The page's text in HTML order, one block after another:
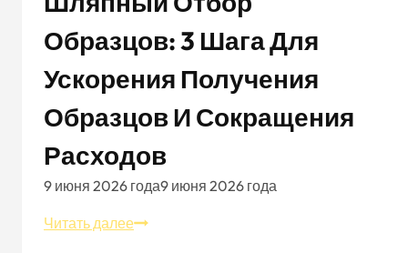
Образцов: 3 Шага Для
Ускорения Получения
Образцов И Сокращения
Расходов
9 июня 2026 года9 июня 2026 года
Читать далееШляпный